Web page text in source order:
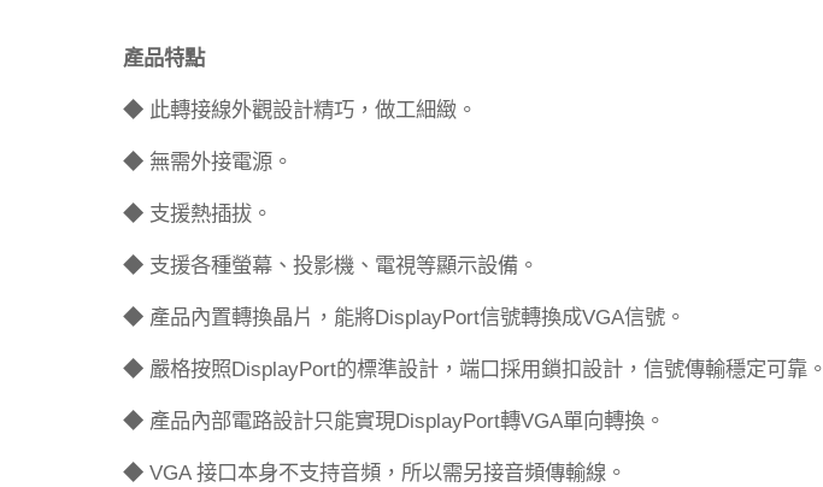
產品特點
◆ 此轉接線外觀設計精巧，做工細緻。
◆ 無需外接電源。
◆ 支援熱插拔。
◆ 支援各種螢幕、投影機、電視等顯示設備。
◆ 產品內置轉換晶片，能將DisplayPort信號轉換成VGA信號。
◆ 嚴格按照DisplayPort的標準設計，端口採用鎖扣設計，信號傳輸穩定可靠。
◆ 產品內部電路設計只能實現DisplayPort轉VGA單向轉換。
◆ VGA 接口本身不支持音頻，所以需另接音頻傳輸線。